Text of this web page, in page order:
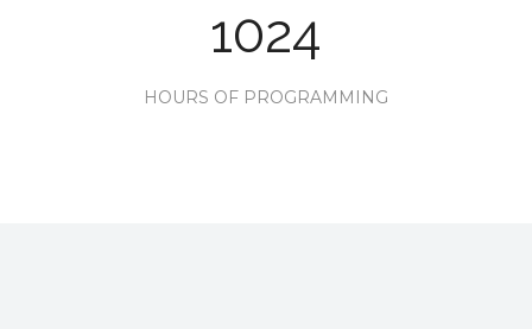
1024
HOURS OF PROGRAMMING